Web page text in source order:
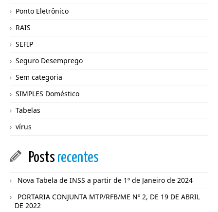
Ponto Eletrônico
RAIS
SEFIP
Seguro Desemprego
Sem categoria
SIMPLES Doméstico
Tabelas
vírus
Posts recentes
Nova Tabela de INSS a partir de 1º de Janeiro de 2024
PORTARIA CONJUNTA MTP/RFB/ME Nº 2, DE 19 DE ABRIL
DE 2022